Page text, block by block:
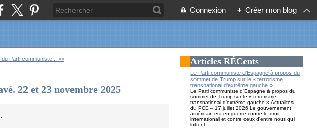
Connexion + Créer mon blog
du Parti communiste... >>
22 et 23 novembre 2025
.
Articles RÉCents
Le Parti communiste d'Espagne à propos du
sommet de Trump sur le « terrorisme
transnational d'extrême gauche »
Le Parti communiste d'Espagne à propos du
sommet de Trump sur le « terrorisme
transnational d'extrême gauche » Actualités
du PCE – 17 juillet 2026 Le gouvernement
américain est en guerre contre le droit
international et contre ceux d'entre nous qui
luttent...